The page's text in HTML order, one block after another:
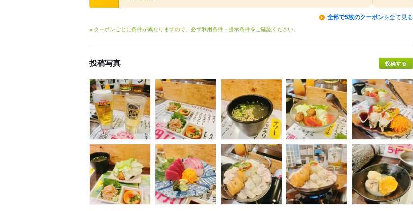
全部で5枚のクーポンを全て見る
※ クーポンごとに条件が異なりますので、必ず利用条件・提示条件をご確認ください。
投稿写真 投稿する